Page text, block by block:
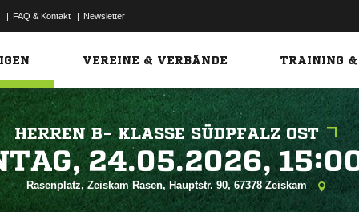
| FAQ & Kontakt | Newsletter
VEREINE & VERBÄNDE TRAINING &
HERREN B- KLASSE SÜDPFALZ OST

Rasenplatz, Zeiskam Rasen, Hauptstr. 90, 67378 Zeiskam